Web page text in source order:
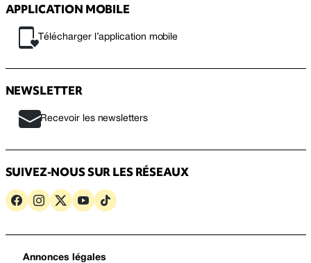
APPLICATION MOBILE
Télécharger l’application mobile
NEWSLETTER
Recevoir les newsletters
SUIVEZ-NOUS SUR LES RÉSEAUX
Annonces légales